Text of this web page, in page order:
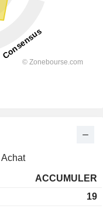
Achat
ACCUMULER
19